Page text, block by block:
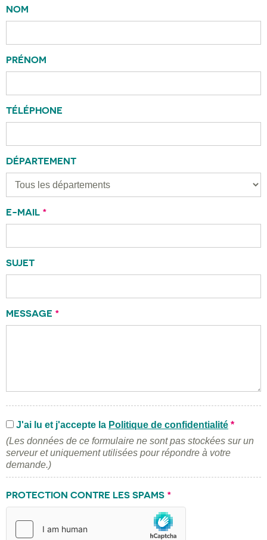
NOM
PRÉNOM
TÉLÉPHONE
DÉPARTEMENT
E-MAIL *
SUJET
MESSAGE *
J'ai lu et j'accepte la Politique de confidentialité *
(Les données de ce formulaire ne sont pas stockées sur un
serveur et uniquement utilisées pour répondre à votre
demande.)
PROTECTION CONTRE LES SPAMS *